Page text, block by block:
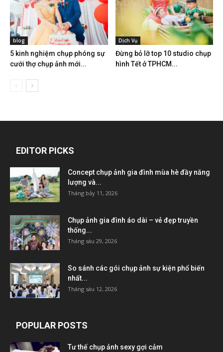
blog
5 kinh nghiệm chụp phóng sự
cưới thợ chụp ảnh mới...
Dịch Vụ
Đừng bỏ lỡ top 10 studio chụp
hình Tết ở TPHCM...
EDITOR PICKS
Concept chụp ảnh gia đình mùa hè đầy năng
lượng và...
Tháng bảy 11, 2026
Chụp ảnh gia đình áo dài – vẻ đẹp truyền
thống...
Tháng sáu 29, 2026
So sánh các gói chụp ảnh sự kiện phổ biến
nhất...
Tháng sáu 12, 2026
POPULAR POSTS
Tư thế chụp ảnh sexy gợi cảm